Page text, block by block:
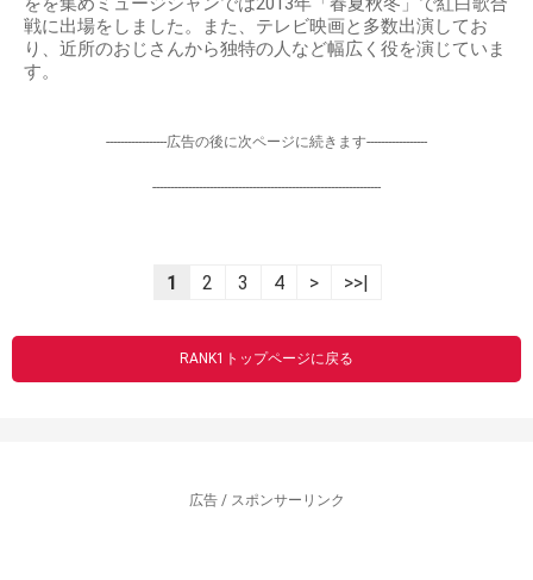
戦に出場をしました。また、テレビ映画と多数出演してお
り、近所のおじさんから独特の人など幅広く役を演じていま
す。
-----------------広告の後に次ページに続きます-----------------
----------------------------------------------------------------
1 2 3 4 > >>|
RANK1トップページに戻る
広告 / スポンサーリンク